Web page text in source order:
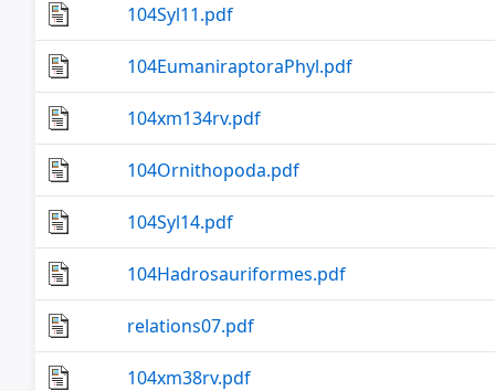
104Syl11.pdf
104EumaniraptoraPhyl.pdf
104xm134rv.pdf
104Ornithopoda.pdf
104Syl14.pdf
104Hadrosauriformes.pdf
relations07.pdf
104xm38rv.pdf